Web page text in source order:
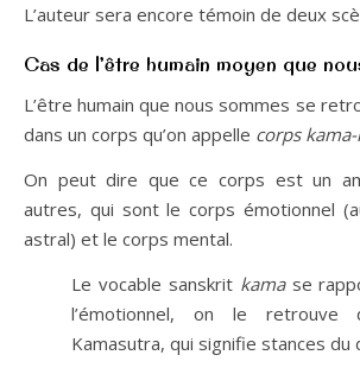
L’auteur sera encore témoin de deux
Cas de l’être humain moyen que
L’être humain que nous sommes se
dans un corps qu’on appelle corps
On peut dire que ce corps est un
autres, qui sont le corps émotionnel
astral) et le corps mental.
Le vocable sanskritkamase
l’émotionnel, on le retrouve
Kamasutra, qui signifie stances du